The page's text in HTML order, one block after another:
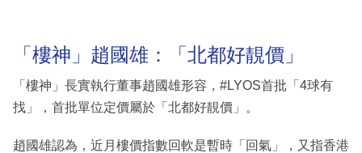
「樓神」趙國雄：「北都好靚價」
「樓神」長實執行董事趙國雄形容，#LYOS首批「4球有
找」，首批單位定價屬於「北都好靚價」。
趙國雄認為，近月樓價指數回軟是暫時「回氣」，又指香港